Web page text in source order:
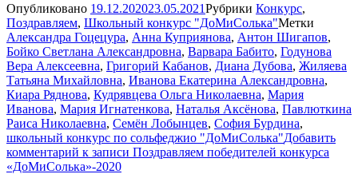
Опубликовано 19.12.202023.05.2021Рубрики Конкурс,
Поздравляем, Школьный конкурс "ДоМиСолька"Метки
Александра Гоцецура, Анна Куприянова, Антон Шигапов,
Бойко Светлана Александровна, Варвара Бабито, Годунова
Вера Алексеевна, Григорий Кабанов, Диана Дубова, Жиляева
Татьяна Михайловна, Иванова Екатерина Александровна,
Киара Ряднова, Кудрявцева Ольга Николаевна, Мария
Иванова, Мария Игнатенкова, Наталья Аксёнова, Павлюткина
Раиса Николаевна, Семён Лобынцев, София Бурдина,
школьный конкурс по сольфеджио "ДоМиСолька"Добавить
комментарий к записи Поздравляем победителей конкурса
«ДоМиСолька»-2020